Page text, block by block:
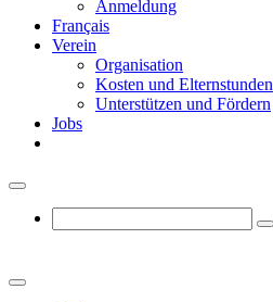
Anmeldung
Français
Verein
Organisation
Kosten und Elternstunden
Unterstützen und Fördern
Jobs